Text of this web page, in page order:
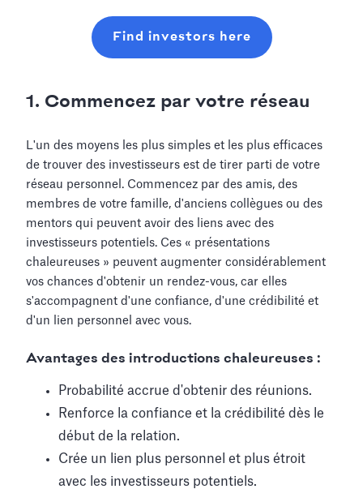
Find investors here
1. Commencez par votre réseau
L'un des moyens les plus simples et les plus efficaces
de trouver des investisseurs est de tirer parti de votre
réseau personnel. Commencez par des amis, des
membres de votre famille, d'anciens collègues ou des
mentors qui peuvent avoir des liens avec des
investisseurs potentiels. Ces « présentations
chaleureuses » peuvent augmenter considérablement
vos chances d'obtenir un rendez-vous, car elles
s'accompagnent d'une confiance, d'une crédibilité et
d'un lien personnel avec vous.
Avantages des introductions chaleureuses :
Probabilité accrue d'obtenir des réunions.
Renforce la confiance et la crédibilité dès le
début de la relation.
Crée un lien plus personnel et plus étroit
avec les investisseurs potentiels.